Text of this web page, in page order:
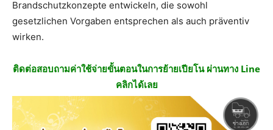
Brandschutzkonzepte entwickeln, die sowohl
gesetzlichen Vorgaben entsprechen als auch präventiv
wirken.
ติดต่อสอบถามค่าใช้จ่ายขั้นตอนในการย้ายเปียโน ผ่านทาง Line
คลิกได้เลย